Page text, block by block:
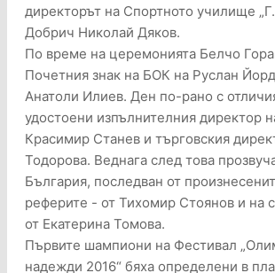
директорът на Спортното училище
Добрич Николай Дяков.
По време на церемонията Белчо
Почетния знак на БОК на Руслан
Анатоли Илиев. Ден по-рано с
удостоени изпълнителния директор
Красимир Станев и търговския
Тодорова. Веднага след това
България, последван от
реферите - от Тихомир Стоянов и на
от Екатерина Томова.
Първите шампиони на Фестивал
надежди 2016“ бяха определени в